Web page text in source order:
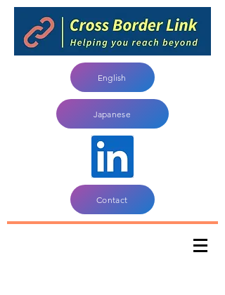
English
Japanese
Contact